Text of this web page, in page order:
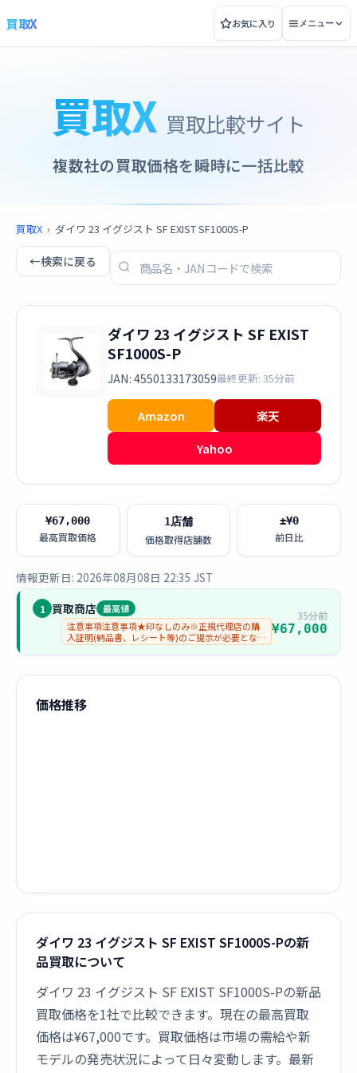
買取X お気に入り メニュー
買取X 買取比較サイト
複数社の買取価格を瞬時に一括比較
買取X › ダイワ 23 イグジスト SF EXIST SF1000S-P
←検索に戻る
ダイワ 23 イグジスト SF EXIST
SF1000S-P
JAN: 4550133173059最終更新: 35分前
Amazon
楽天
Yahoo
¥67,000
最高買取価格
1店舗
価格取得店舗数
±¥0
前日比
情報更新日: 2026年08月08日 22:35 JST
1 買取商店 最高値
注意事項注意事項★印なしのみ※正規代理店の購
入証明(納品書、レシート等)のご提示が必要となり
ます。
35分前
¥67,000
価格推移
ダイワ 23 イグジスト SF EXIST SF1000S-Pの新
品買取について
ダイワ 23 イグジスト SF EXIST SF1000S-Pの新品
買取価格を1社で比較できます。現在の最高買取
価格は¥67,000です。買取価格は市場の需給や新
モデルの発売状況によって日々変動します。最新